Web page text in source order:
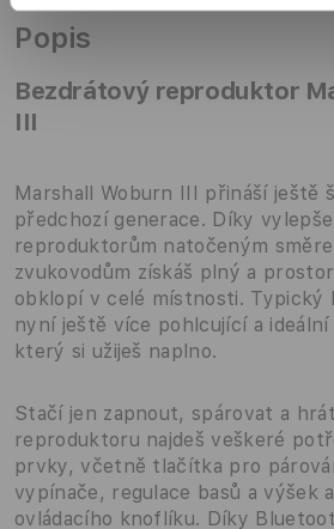
Popis
Bezdrátový reproduktor
III
Marshall Woburn III přináší ještě
předchozí generace. Díky
reproduktorům natočeným
zvukovodům získáš plný a
obklopí v celé místnosti. Typický
nyní ještě více pohlcující a
který si užiješ naplno.
Stačí jen zapnout, spárovat a
reproduktoru najdeš veškeré
prvky, včetně tlačítka pro
vypínače, regulace basů a výšek
ovládacího knoflíku. Díky